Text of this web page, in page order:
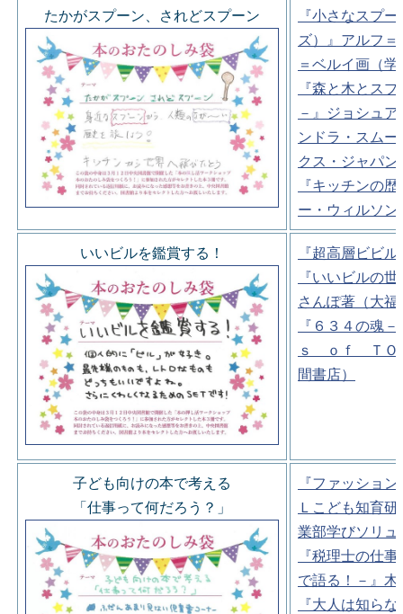
たかがスプーン、されどスプーン
『小さなスプ
ズ）』アルフ
＝ベルイ画（
『森と木とス
－』ジョシュ
ンドラ・スム
クス・ジャパン
『キッチンの
ー・ウィルソ
いいビルを鑑賞する！
『超高層ビビ
『いいビルの
さんぽ著（大福
『６３４の魂
ｓ ｏｆ ＴＯ
間書店）
子ども向けの本で考える
「仕事って何だろう？」
『ファッショ
Ｌこども知育
業部学びソリ
『税理士の仕
で語る！－』
『大人は知ら